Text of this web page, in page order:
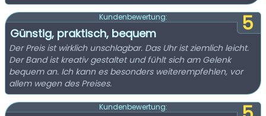
5
Kundenbewertung:
Günstig, praktisch, bequem
Der Preis ist wirklich unschlagbar. Das Uhr ist ziemlich leicht.
Der Band ist kreativ gestaltet und fühlt sich am Gelenk
bequem an. Ich kann es besonders weiterempfehlen, vor
allem wegen des Preises.
Kundenbewertung: